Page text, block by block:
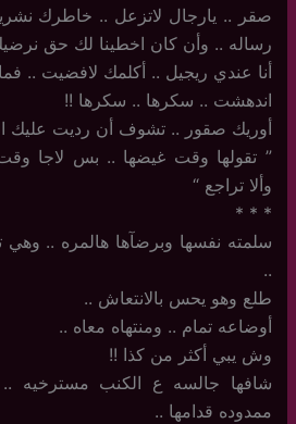
صقر .. يارجال لاتزعل .. خاطرك
رساله .. وأن كان اخطينا لك حق
أنا عندي ريجيل .. أكلمك لافضيت ..
اندهشت .. سكرها .. سكرها !!
أوريك صقور .. تشوف أن رديت عليك
‏”‏ تقولها وقت غيضها .. بس لاجا
وألا تراجع “
‏*‏ * *
سلمته نفسها وبرضآها هالمره ..
..
طلع وهو يحس بالانتعاش ..
أوضاعه تمام .. ومنتهاه معاه ..
وش يبي أكثر من كذا !!
شافها جالسه ع الكنب مسترخيه ..
ممدوده قدامها ..